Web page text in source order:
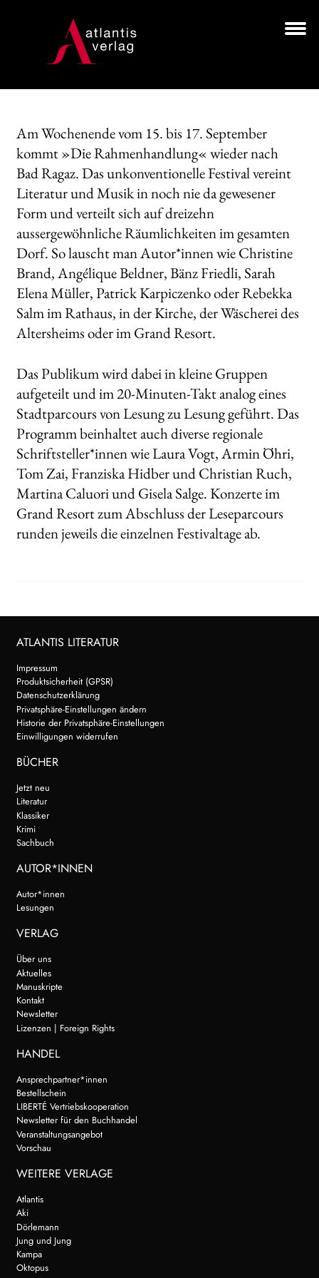
Navigation
springen
springen
LESUNGEN
VERLAG
HANDEL
NEWSLETTER
LIZENZEN | FOREIGN RIGHTS
Search:
Am Wochenende vom 15. bis 17. September
kommt »Die Rahmenhandlung« wieder nach
Bad Ragaz. Das unkonventionelle Festival vereint
Literatur und Musik in noch nie da gewesener
Form und verteilt sich auf dreizehn
aussergewöhnliche Räumlichkeiten im gesamten
Dorf. So lauscht man Autor*innen wie Christine
Brand, Angélique Beldner, Bänz Friedli, Sarah
Elena Müller, Patrick Karpiczenko oder Rebekka
Salm im Rathaus, in der Kirche, der Wäscherei des
Altersheims oder im Grand Resort.
Das Publikum wird dabei in kleine Gruppen
aufgeteilt und im 20-Minuten-Takt analog eines
Stadtparcours von Lesung zu Lesung geführt. Das
Programm beinhaltet auch diverse regionale
Schriftsteller*innen wie Laura Vogt, Armin Öhri,
Tom Zai, Franziska Hidber und Christian Ruch,
Martina Caluori und Gisela Salge. Konzerte im
Grand Resort zum Abschluss der Leseparcours
runden jeweils die einzelnen Festivaltage ab.
ATLANTIS LITERATUR
Impressum
Produktsicherheit (GPSR)
Datenschutzerklärung
Privatsphäre-Einstellungen ändern
Historie der Privatsphäre-Einstellungen
Einwilligungen widerrufen
BÜCHER
Jetzt neu
Literatur
Klassiker
Krimi
Sachbuch
AUTOR*INNEN
Autor*innen
Lesungen
VERLAG
Über uns
Aktuelles
Manuskripte
Kontakt
Newsletter
Lizenzen | Foreign Rights
HANDEL
Ansprechpartner*innen
Bestellschein
LIBERTÉ Vertriebskooperation
Newsletter für den Buchhandel
Veranstaltungsangebot
Vorschau
WEITERE VERLAGE
Atlantis
Aki
Dörlemann
Jung und Jung
Kampa
Oktopus